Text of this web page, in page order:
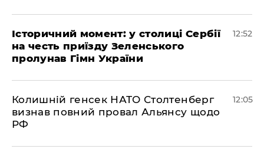
Історичний момент: у столиці Сербії
на честь приїзду Зеленського
пролунав Гімн України
12:52
Колишній генсек НАТО Столтенберг
визнав повний провал Альянсу щодо
РФ
12:05